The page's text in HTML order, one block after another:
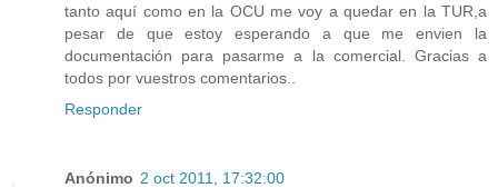
tanto aquí como en la OCU me voy a quedar en la TUR,a
pesar de que estoy esperando a que me envien la
documentación para pasarme a la comercial. Gracias a
todos por vuestros comentarios..
Responder
Anónimo 2 oct 2011, 17:32:00